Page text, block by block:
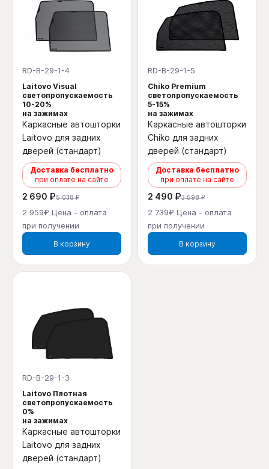
RD-B-29-1-4
Laitovo Visual
светопропускаемость
10-20%
на зажимах
Каркасные автошторки
Laitovo для задних
дверей (стандарт)
Доставка бесплатно
при оплате на сайте
2 690 ₽5 038 ₽
2 959₽ Цена - оплата
при получении
В корзину
RD-B-29-1-5
Chiko Premium
светопропускаемость
5-15%
на зажимах
Каркасные автошторки
Chiko для задних
дверей (стандарт)
Доставка бесплатно
при оплате на сайте
2 490 ₽3 598 ₽
2 739₽ Цена - оплата
при получении
В корзину
RD-B-29-1-3
Laitovo Плотная
светопропускаемость
0%
на зажимах
Каркасные автошторки
Laitovo для задних
дверей (стандарт)